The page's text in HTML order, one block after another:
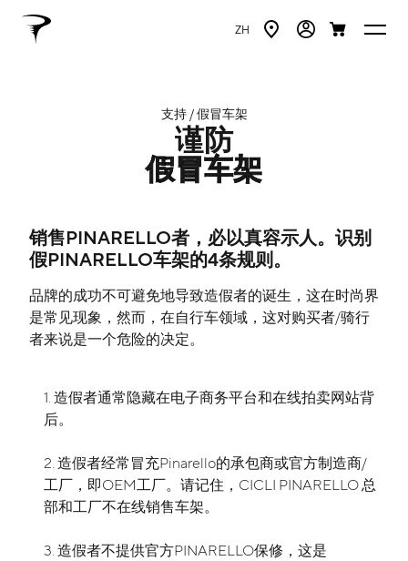
ZH
支持 / 假冒车架
谨防
假冒车架
销售PINARELLO者，必以真容示人。识别
假PINARELLO车架的4条规则。
品牌的成功不可避免地导致造假者的诞生，这在时尚界
是常见现象，然而，在自行车领域，这对购买者/骑行
者来说是一个危险的决定。
造假者通常隐藏在电子商务平台和在线拍卖网站背
后。
造假者经常冒充Pinarello的承包商或官方制造商/
工厂，即OEM工厂。请记住，CICLI PINARELLO 总
部和工厂不在线销售车架。
造假者不提供官方PINARELLO保修，这是